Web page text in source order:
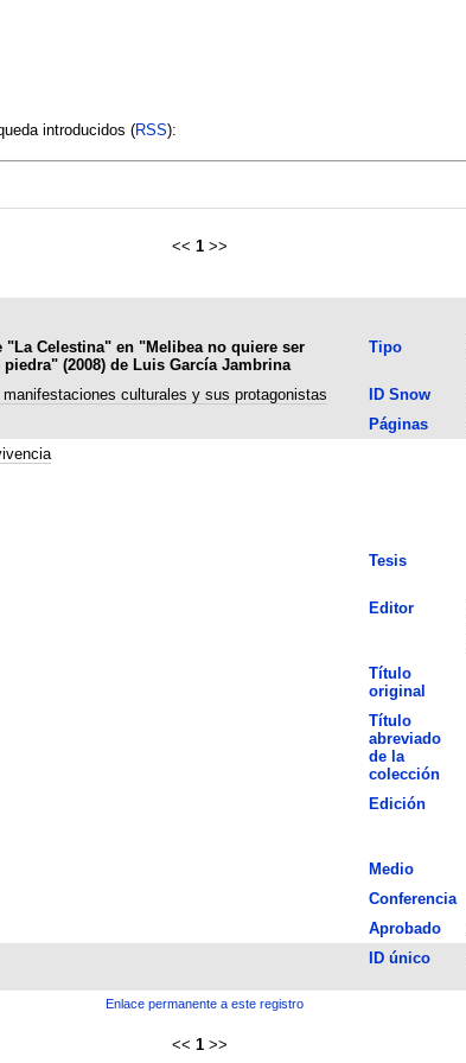
introducidos (RSS):
<< 1 >>
Celestina" en "Melibea no quiere ser
(2008) de Luis García Jambrina
Tipo
culturales y sus protagonistas ID Snow
Páginas
Tesis
Editor
Título
original
Título
abreviado
de la
colección
Edición
Medio
Conferencia
Aprobado
ID único
Enlace permanente a este registro
<< 1 >>